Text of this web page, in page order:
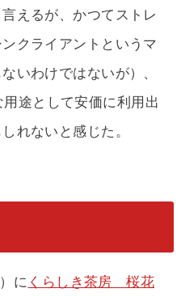
えるが、かつてストレ
クライアントというマ
いわけではないが）、
途として安価に利用出
れないと感じた。
に くらしき茶房 桜花